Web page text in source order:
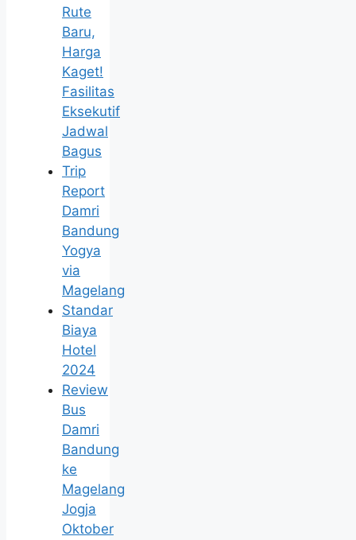
Rute
Baru,
Harga
Kaget!
Fasilitas
Eksekutif
Jadwal
Bagus
Trip
Report
Damri
Bandung
Yogya
via
Magelang
Standar
Biaya
Hotel
2024
Review
Bus
Damri
Bandung
ke
Magelang
Jogja
Oktober